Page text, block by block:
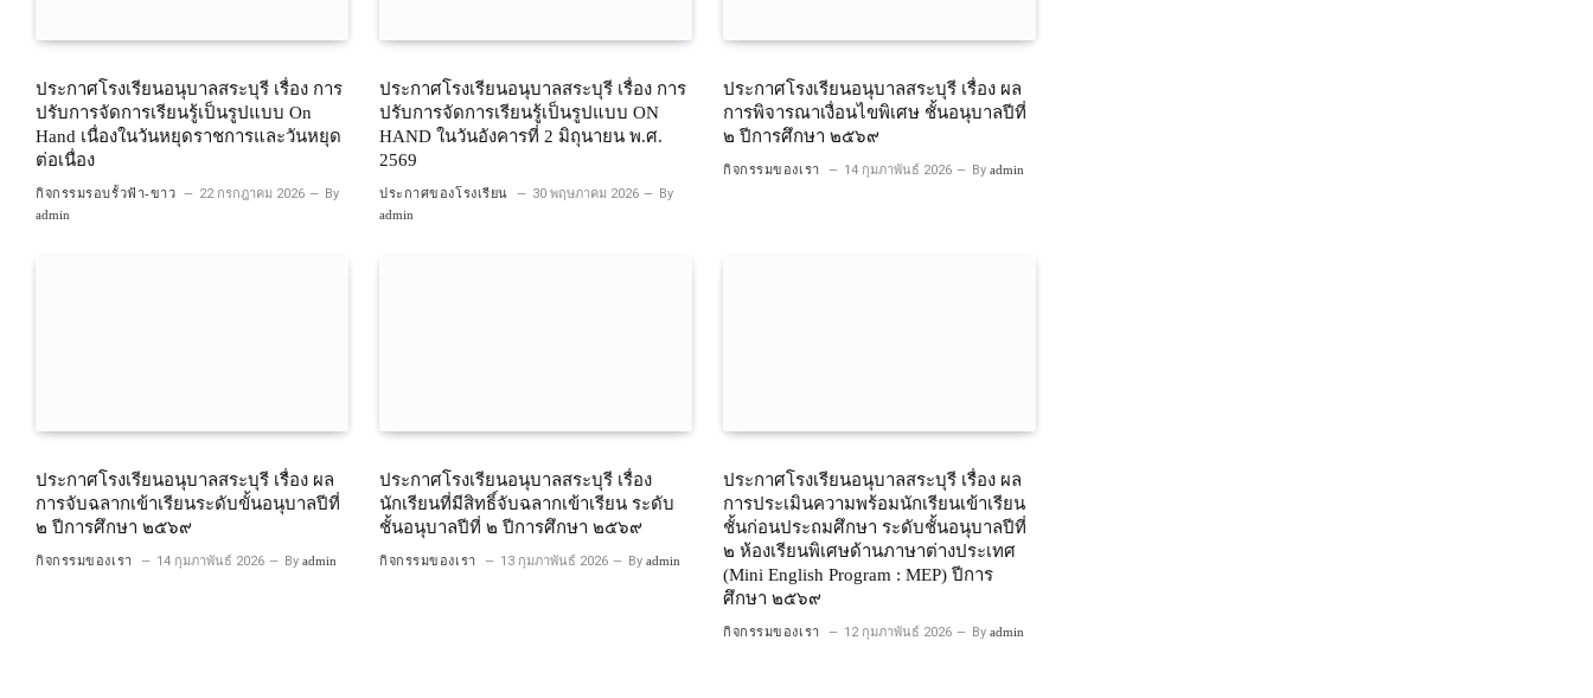
ประกาศโรงเรียนอนุบาลสระบุรี เรื่อง การ
ปรับการจัดการเรียนรู้เป็นรูปแบบ On
Hand เนื่องในวันหยุดราชการและวันหยุด
ต่อเนื่อง
กิจกรรมรอบรั้วฟ้า-ขาว 22 กรกฎาคม 2026 By
admin
ประกาศโรงเรียนอนุบาลสระบุรี เรื่อง การ
ปรับการจัดการเรียนรู้เป็นรูปแบบ ON
HAND ในวันอังคารที่ 2 มิถุนายน พ.ศ.
2569
ประกาศของโรงเรียน 30 พฤษภาคม 2026 By
admin
ประกาศโรงเรียนอนุบาลสระบุรี เรื่อง ผล
การพิจารณาเงื่อนไขพิเศษ ชั้นอนุบาลปีที่
๒ ปีการศึกษา ๒๕๖๙
กิจกรรมของเรา 14 กุมภาพันธ์ 2026 By admin
ประกาศโรงเรียนอนุบาลสระบุรี เรื่อง ผล
การจับฉลากเข้าเรียนระดับขั้นอนุบาลปีที่
๒ ปีการศึกษา ๒๕๖๙
กิจกรรมของเรา 14 กุมภาพันธ์ 2026 By admin
ประกาศโรงเรียนอนุบาลสระบุรี เรื่อง
นักเรียนที่มีสิทธิ์จับฉลากเข้าเรียน ระดับ
ชั้นอนุบาลปีที่ ๒ ปีการศึกษา ๒๕๖๙
กิจกรรมของเรา 13 กุมภาพันธ์ 2026 By admin
ประกาศโรงเรียนอนุบาลสระบุรี เรื่อง ผล
การประเมินความพร้อมนักเรียนเข้าเรียน
ชั้นก่อนประถมศึกษา ระดับชั้นอนุบาลปีที่
๒ ห้องเรียนพิเศษด้านภาษาต่างประเทศ
(Mini English Program : MEP) ปีการ
ศึกษา ๒๕๖๙
กิจกรรมของเรา 12 กุมภาพันธ์ 2026 By admin